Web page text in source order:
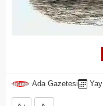
Ada Gazetesi